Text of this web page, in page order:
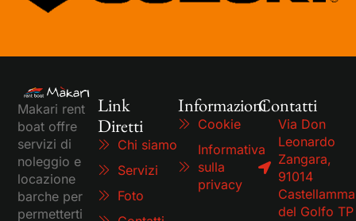
Makari rent
boat offre
servizi di
noleggio e
locazione
barche per
permetterti
Link
Diretti
Chi siamo
Servizi
Foto
Informazioni
Cookie
Informativa
sulla
privacy
Contatti
Via Don
Leonardo
Zangara,
91014
del Golfo TP